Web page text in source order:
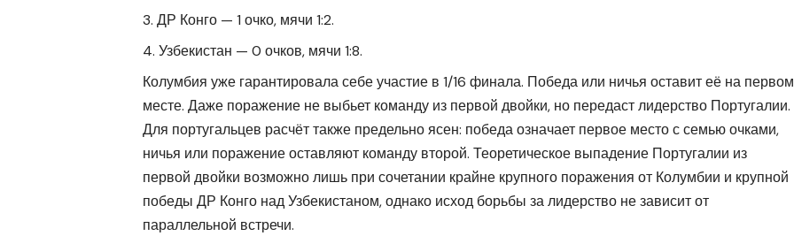
ДР Конго — 1 очко, мячи 1:2.
Узбекистан — 0 очков, мячи 1:8.
Колумбия уже гарантировала себе участие в 1/16 финала. Победа или ничья оставит её на первом
месте. Даже поражение не выбьет команду из первой двойки, но передаст лидерство Португалии.
Для португальцев расчёт также предельно ясен: победа означает первое место с семью очками,
ничья или поражение оставляют команду второй. Теоретическое выпадение Португалии из
первой двойки возможно лишь при сочетании крайне крупного поражения от Колумбии и крупной
победы ДР Конго над Узбекистаном, однако исход борьбы за лидерство не зависит от
параллельной встречи.